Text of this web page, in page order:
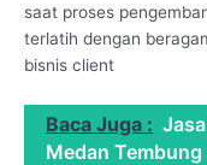
saat proses
terlatih dengan
bisnis client
Baca Juga :
Medan